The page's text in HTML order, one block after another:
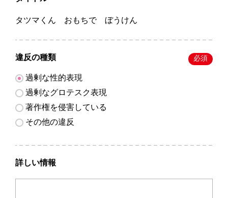
タツマくん おもちで ぼうけん
違反の種類 必須
過剰な性的表現
過剰なグロテスク表現
著作権を侵害している
その他の違反
詳しい情報